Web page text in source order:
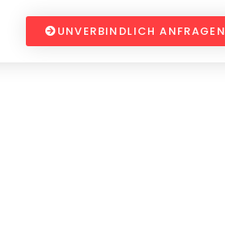
UNVERBINDLICH ANFRAGEN